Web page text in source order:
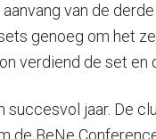
van de
genoeg om het
verdiend de set
jaar. De